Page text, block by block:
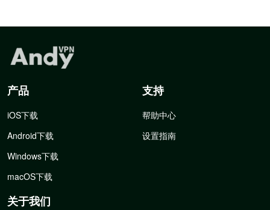
产品
iOS下载
Android下载
Windows下载
macOS下载
支持
帮助中心
设置指南
关于我们